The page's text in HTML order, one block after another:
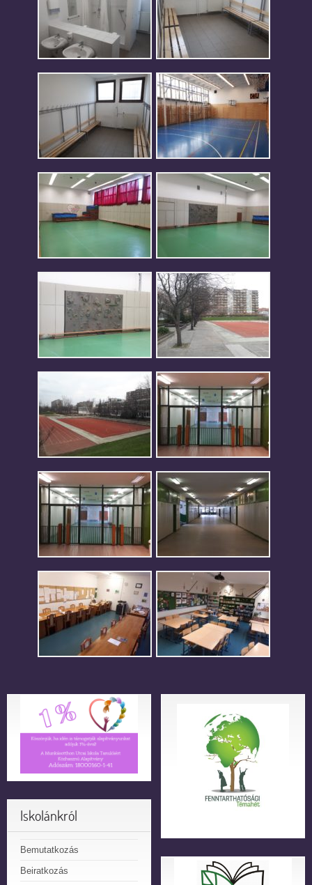
Iskolánkról
Bemutatkozás
Beiratkozás